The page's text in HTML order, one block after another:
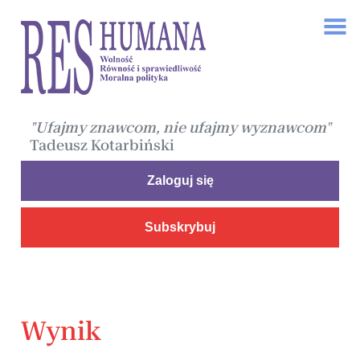
"Ufajmy znawcom, nie ufajmy wyznawcom"
Tadeusz Kotarbiński
Zaloguj się
Subskrybuj
Wynik